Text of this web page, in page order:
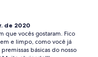
de 2020
que vocês gostaram. Fico
e limpo, como você já
básicas do nosso